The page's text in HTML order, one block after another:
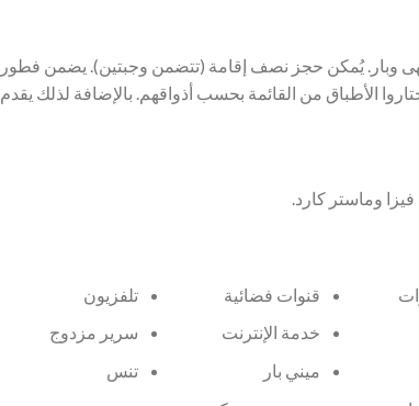
وبار. يُمكن حجز نصف إقامة (تتضمن وجبتين). يضمن فطور
الأطباق من القائمة بحسب أذواقهم. بالإضافة لذلك يقدم
وماستر كارد.
قنوات فضائية
خدمة الإنترنت
ميني بار
تلفزيون
سرير مزدوج
تنس